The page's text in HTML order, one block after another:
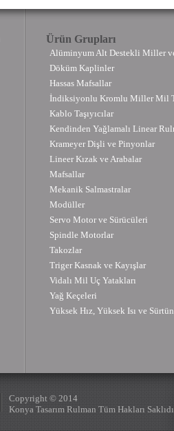
Ürün Grupları
Alüminyum Alt Destekli Miller
Döküm Kaplinler
Hassas Mafsallar
İndiksiyonlu Kromlu Miller Mil
Kablo Taşıyıcılar
Kendinden Yağlamalı Linear
Krameyer Dişli ve Pinyonlar
Lineer Kızak ve Arabalar
Mafsallar
Mekanik Salmastralar
Modüller
Servo Motor ve Sürücüleri
Spindle Motorlar
Takozlar
Triger Kasnak ve Kayışlar
Vidalı Mil Uç Yatakları
Yağ Keçeleri
Yüksek Hız, Yüksek Isı ve
Copyright © 2014
Konya Tasarım Rulman Tüm Hakları